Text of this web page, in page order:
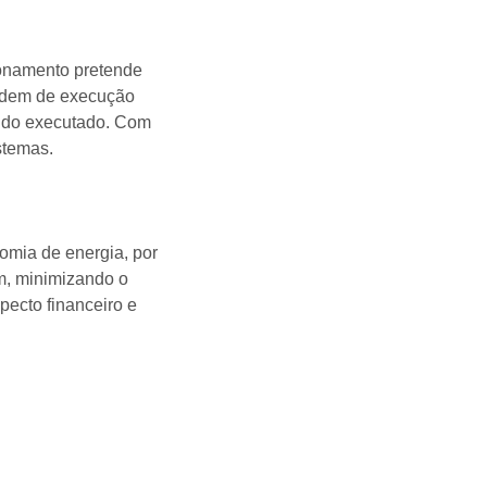
pretende
de execução
executado. Com
de energia, por
minimizando o
financeiro e